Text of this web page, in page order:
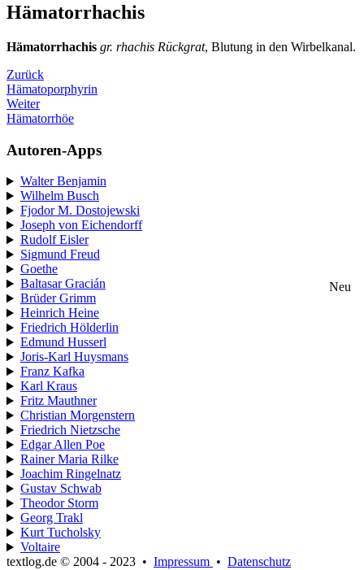
Hämatorrhachis
Hämatorrhachis gr. rhachis Rückgrat, Blutung in den Wirbelkanal.
Zurück
Hämatoporphyrin
Weiter
Hämatorrhöe
Autoren-Apps
Walter Benjamin
Wilhelm Busch
Fjodor M. Dostojewski
Joseph von Eichendorff
Rudolf Eisler
Sigmund Freud
Goethe
Baltasar Gracián
Neu
Brüder Grimm
Heinrich Heine
Friedrich Hölderlin
Edmund Husserl
Joris-Karl Huysmans
Franz Kafka
Karl Kraus
Fritz Mauthner
Christian Morgenstern
Friedrich Nietzsche
Edgar Allen Poe
Rainer Maria Rilke
Joachim Ringelnatz
Gustav Schwab
Theodor Storm
Georg Trakl
Kurt Tucholsky
Voltaire
textlog.de © 2004 - 2023 • Impressum • Datenschutz